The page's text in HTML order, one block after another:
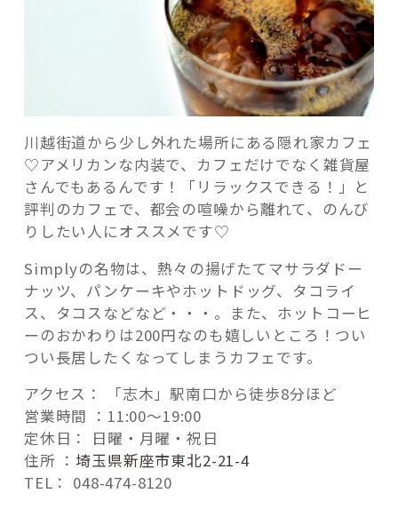
川越街道から少し外れた場所にある隠れ家カフェ
♡アメリカンな内装で、カフェだけでなく雑貨屋
さんでもあるんです！「リラックスできる！」と
評判のカフェで、都会の喧噪から離れて、のんび
りしたい人にオススメです♡
Simplyの名物は、熱々の揚げたてマサラダドー
ナッツ、パンケーキやホットドッグ、タコライ
ス、タコスなどなど・・・。また、ホットコーヒ
ーのおかわりは200円なのも嬉しいところ！つい
つい長居したくなってしまうカフェです。
アクセス： 「志木」駅南口から徒歩8分ほど
営業時間 ：11:00～19:00
定休日： 日曜・月曜・祝日
住所 ：埼玉県新座市東北2-21-4
TEL： 048-474-8120